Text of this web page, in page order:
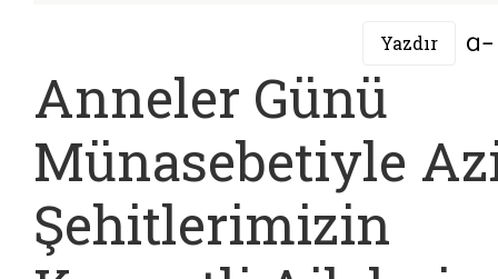
Yazdır
Anneler Günü
Münasebetiyle
Şehitlerimizin